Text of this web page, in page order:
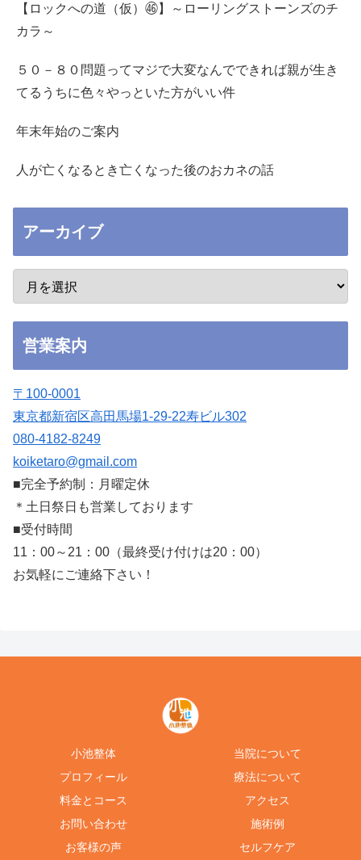
【ロックへの道（仮）㊻】～ローリングストーンズのチ
カラ～
５０－８０問題ってマジで大変なんでできれば親が生き
てるうちに色々やっといた方がいい件
年末年始のご案内
人が亡くなるとき亡くなった後のおカネの話
アーカイブ
営業案内
〒100-0001
東京都新宿区高田馬場1-29-22寿ビル302
080-4182-8249
koiketaro@gmail.com
■完全予約制：月曜定休
＊土日祭日も営業しております
■受付時間
11：00～21：00（最終受け付けは20：00）
お気軽にご連絡下さい！
小池整体
当院について
プロフィール
療法について
料金とコース
アクセス
お問い合わせ
施術例
お客様の声
セルフケア